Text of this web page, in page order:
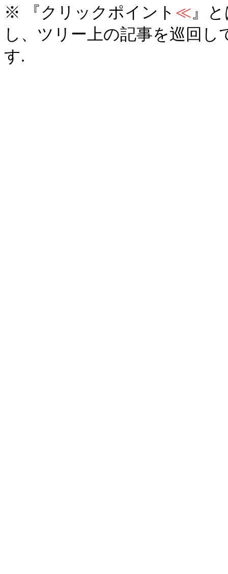
※ 『クリックポイント ≪』
し、ツリー上の記事を巡回
す.